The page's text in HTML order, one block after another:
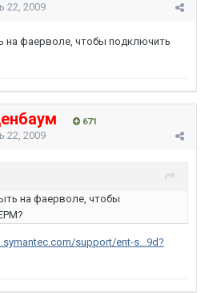
22, 2009
на фаерволе, чтобы подключить
671
22, 2009
на фаерволе, чтобы
support/ent-s...9d?